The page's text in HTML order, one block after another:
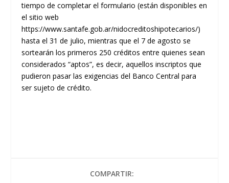
tiempo de completar el formulario (están disponibles en
el sitio web
https://www.santafe.gob.ar/nidocreditoshipotecarios/)
hasta el 31 de julio, mientras que el 7 de agosto se
sortearán los primeros 250 créditos entre quienes sean
considerados “aptos”, es decir, aquellos inscriptos que
pudieron pasar las exigencias del Banco Central para
ser sujeto de crédito.
COMPARTIR: